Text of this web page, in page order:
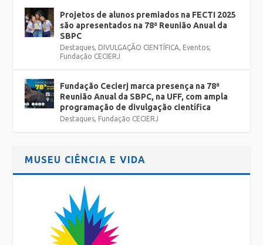
Projetos de alunos premiados na FECTI 2025
são apresentados na 78ª Reunião Anual da
SBPC
Destaques, DIVULGAÇÃO CIENTÍFICA, Eventos,
Fundação CECIERJ
Fundação Cecierj marca presença na 78ª
Reunião Anual da SBPC, na UFF, com ampla
programação de divulgação científica
Destaques, Fundação CECIERJ
MUSEU CIÊNCIA E VIDA